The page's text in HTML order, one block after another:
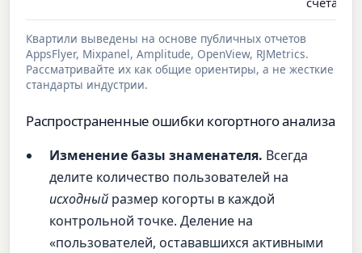
Квартили выведены на основе публичных отчетов
AppsFlyer, Mixpanel, Amplitude, OpenView, RJMetrics.
Рассматривайте их как общие ориентиры, а не жесткие
стандарты индустрии.
Распространенные ошибки когортного анализа
Изменение базы знаменателя. Всегда
делите количество пользователей на
исходный размер когорты в каждой
контрольной точке. Деление на
«пользователей, остававшихся активными